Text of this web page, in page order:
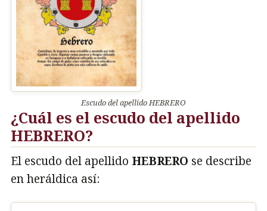
Escudo del apellido HEBRERO
¿Cuál es el escudo del apellido
HEBRERO?
El escudo del apellido HEBRERO se describe
en heráldica así: